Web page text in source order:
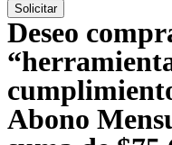
Solicitar
Deseo
Abono